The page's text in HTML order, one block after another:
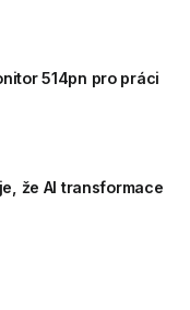
514pn pro práci
že AI transformace